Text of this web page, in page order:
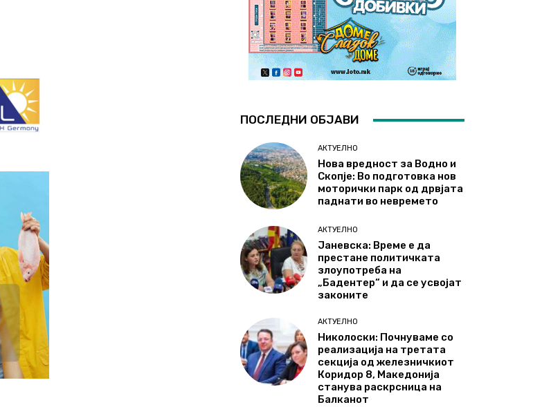
ПОСЛЕДНИ ОБЈАВИ
АКТУЕЛНО
Нова вредност за Водно и
Скопје: Во подготовка нов
моторички парк од дрвјата
паднати во невремето
АКТУЕЛНО
Јаневска: Време е да
престане политичката
злоупотреба на
„Бадентер“ и да се усвојат
законите
АКТУЕЛНО
Николоски: Почнуваме со
реализација на третата
секција од железничкиот
Коридор 8, Македонија
станува раскрсница на
Балканот